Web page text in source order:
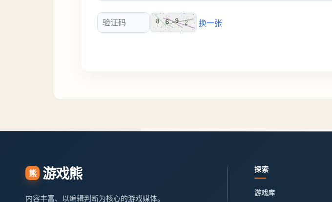
验证码
换一张
熊 游戏熊
内容丰富、以编辑判断为核心的游戏媒体。
探索
游戏库